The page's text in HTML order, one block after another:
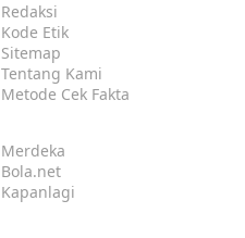
Redaksi
Kode Etik
Sitemap
Tentang Kami
Metode Cek Fakta
Merdeka
Bola.net
Kapanlagi